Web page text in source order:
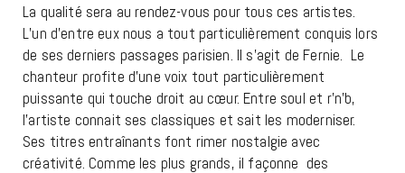
La qualité sera au rendez-vous pour tous ces artistes.
L’un d’entre eux nous a tout particulièrement conquis lors
de ses derniers passages parisien. Il s’agit de Fernie. Le
chanteur profite d’une voix tout particulièrement
puissante qui touche droit au cœur. Entre soul et r’n’b,
l’artiste connait ses classiques et sait les moderniser.
Ses titres entraînants font rimer nostalgie avec
créativité. Comme les plus grands, il façonne des